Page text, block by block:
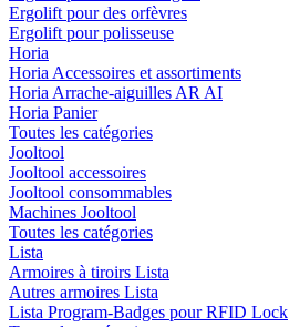
Ergolift pour des orfèvres
Ergolift pour polisseuse
Horia
Horia Accessoires et assortiments
Horia Arrache-aiguilles AR AI
Horia Panier
Toutes les catégories
Jooltool
Jooltool accessoires
Jooltool consommables
Machines Jooltool
Toutes les catégories
Lista
Armoires à tiroirs Lista
Autres armoires Lista
Lista Program-Badges pour RFID Lock